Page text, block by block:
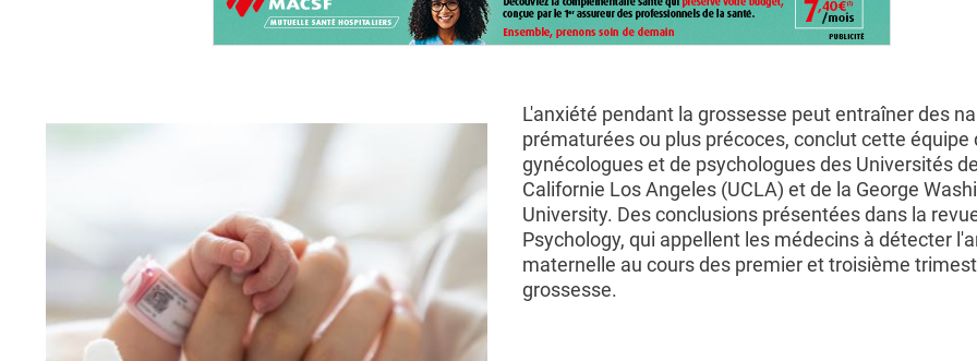
L'anxiété pendant la grossesse peut entraîner des
prématurées ou plus précoces, conclut cette équipe
gynécologues et de psychologues des Universités
Californie Los Angeles (UCLA) et de la George
University. Des conclusions présentées dans la
Psychology, qui appellent les médecins à détecter
maternelle au cours des premier et troisième
grossesse.